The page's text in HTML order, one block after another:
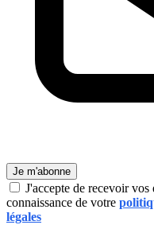
Je m'abonne
J'accepte de recevoir
connaissance de votre
légales